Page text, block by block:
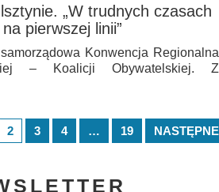
„W trudnych czasach
pierwszej linii”
Konwencja Regionalna
– Koalicji Obywatelskiej. Z
2 3 4 … 19
NASTĘPNE